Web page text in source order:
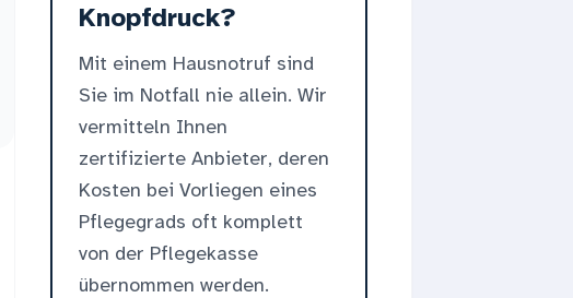
Knopfdruck?
Mit einem Hausnotruf sind
Sie im Notfall nie allein. Wir
vermitteln Ihnen
zertifizierte Anbieter, deren
Kosten bei Vorliegen eines
Pflegegrads oft komplett
von der Pflegekasse
übernommen werden.